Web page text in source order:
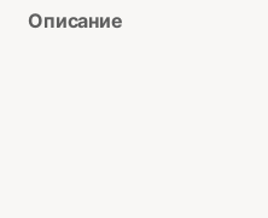
браслет
Описание